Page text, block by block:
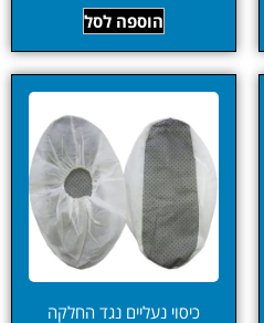
הוספה לסל
כיסוי נעליים נגד החלקה